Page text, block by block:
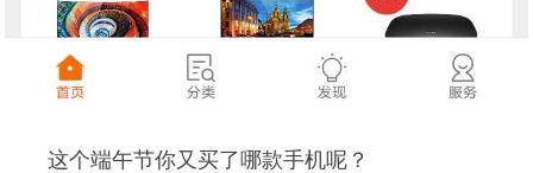
这个端午节你又买了哪款手机呢？